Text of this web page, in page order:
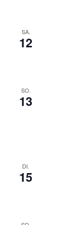
SA.
12
SO.
13
DI.
15